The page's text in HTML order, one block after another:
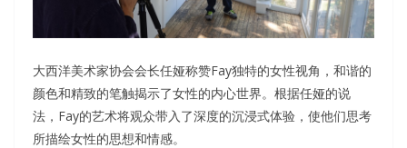
大西洋美术家协会会长任娅称赞Fay独特的女性视角，和谐的
颜色和精致的笔触揭示了女性的内心世界。根据任娅的说
法，Fay的艺术将观众带入了深度的沉浸式体验，使他们思考
所描绘女性的思想和情感。